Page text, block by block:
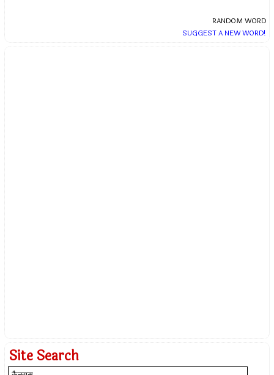
RANDOM WORD
SUGGEST A NEW WORD!
Site Search